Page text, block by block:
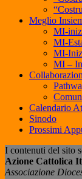
Meglio
MI-
MI-
MI-
MI –
Calendario
Sinodo
Prossimi
I contenuti del sito
Azione Cattolica
Associazione